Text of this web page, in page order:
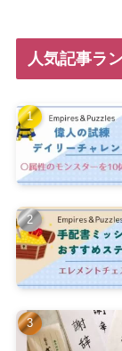
人気記事ラ